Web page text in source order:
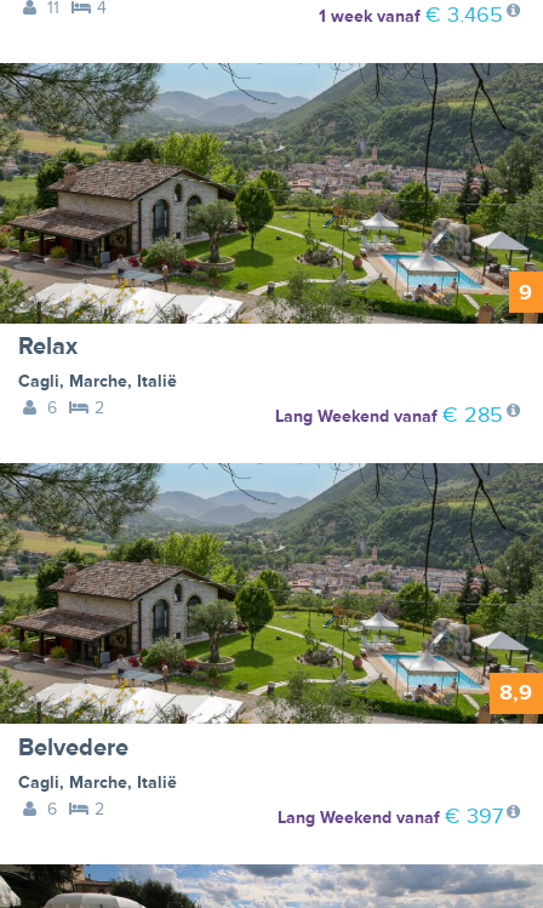
11 4 1 weekvanaf € 3.465
9
Relax
Cagli, Marche, Italië
6
2 Lang Weekendvanaf € 285
8,9
Belvedere
Cagli, Marche, Italië
6
2 Lang Weekendvanaf € 397